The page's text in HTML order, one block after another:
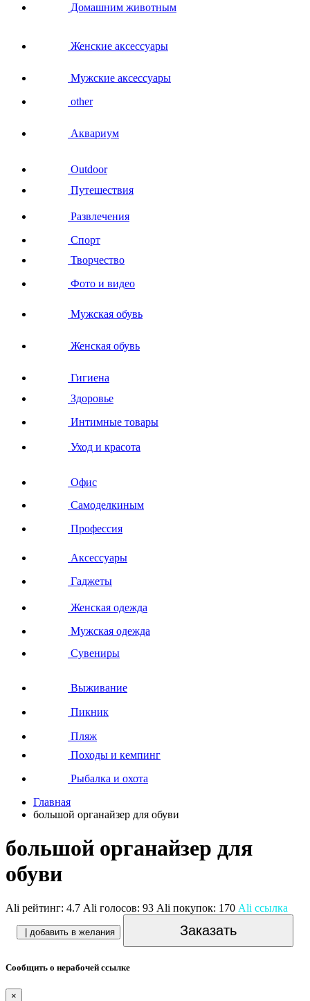
Домашним животным
Женские аксессуары
Мужские аксессуары
other
Аквариум
Outdoor
Путешествия
Развлечения
Спорт
Творчество
Фото и видео
Мужская обувь
Женская обувь
Гигиена
Здоровье
Интимные товары
Уход и красота
Офис
Самоделкиным
Профессия
Аксессуары
Гаджеты
Женская одежда
Мужская одежда
Сувениры
Выживание
Пикник
Пляж
Походы и кемпинг
Рыбалка и охота
Главная
большой органайзер для обуви
большой органайзер для
обуви
Ali рейтинг: 4.7 Ali голосов: 93 Ali покупок: 170 Ali ссылка
| добавить в желания Заказать
Сообщить о нерабочей ссылке
×